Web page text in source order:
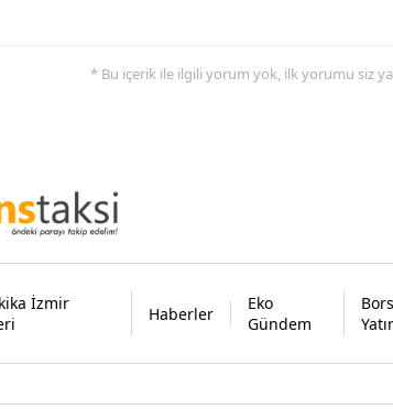
* Bu içerik ile ilgili yorum yok, ilk yorumu siz
İzmir
Haberler
Eko
Gündem